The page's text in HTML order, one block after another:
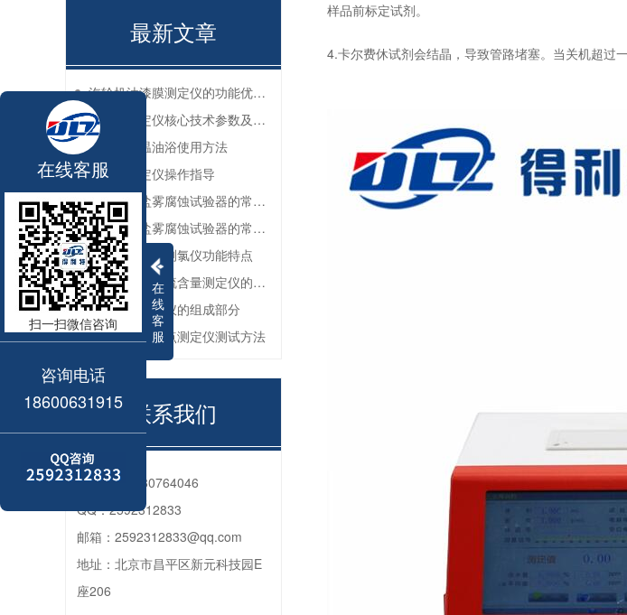
样品前标定试剂。
4.卡尔费休试剂会结晶，导致管路堵塞。当关机超过
最新文章
汽轮机油漆膜测定仪的功能优势有哪些？
碱性氮滴定仪核心技术参数及应用说明
实验室恒温油浴使用方法
过滤性测定仪操作指导
防锈油脂盐雾腐蚀试验器的常见故障与解决方法
防锈油脂盐雾腐蚀试验器的常见故障与解决方法
全自动微库仑测氯仪功能特点
深色石油产品硫含量测定仪的工作环境要求
油品色度测定仪的组成部分
石油产品苯胺点测定仪测试方法
联系我们
电话：010-80764046
QQ：2592312833
邮箱： 2592312833@qq.com
地址： 北京市昌平区新元科技园E
座206
在
线
客
服
在线客服
扫一扫微信咨询
咨询电话
18600631915